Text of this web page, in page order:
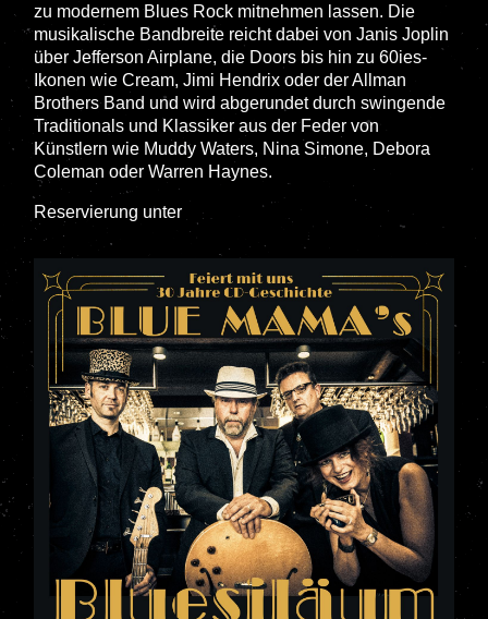
zu modernem Blues Rock mitnehmen lassen. Die
musikalische Bandbreite reicht dabei von Janis Joplin
über Jefferson Airplane, die Doors bis hin zu 60ies-
Ikonen wie Cream, Jimi Hendrix oder der Allman
Brothers Band und wird abgerundet durch swingende
Traditionals und Klassiker aus der Feder von
Künstlern wie Muddy Waters, Nina Simone, Debora
Coleman oder Warren Haynes.
Reservierung unter 0173/3026042